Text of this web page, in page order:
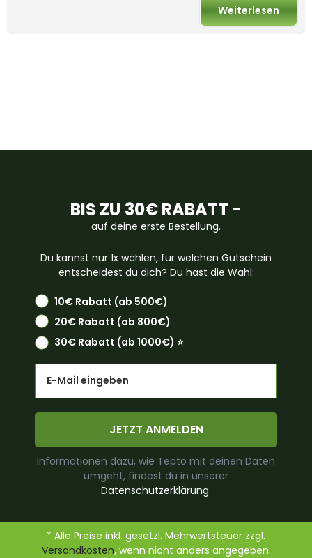
Weiterlesen
BIS ZU 30€ RABATT -
auf deine erste Bestellung.
Du kannst nur 1x wählen, für welchen Gutschein
entscheidest du dich? Du hast die Wahl:
10€ Rabatt (ab 500€)
20€ Rabatt (ab 800€)
30€ Rabatt (ab 1000€) ⭐️
JETZT ANMELDEN
Informationen dazu, wie Tepto mit deinen Daten
umgeht, findest du in unserer
Datenschutzerklärung.
* Alle Preise inkl. gesetzl. Mehrwertsteuer zzgl.
Versandkosten, wenn nicht anders angegeben.